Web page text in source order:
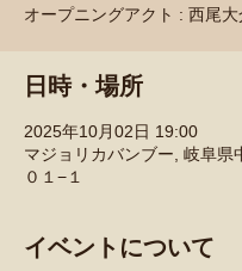
オープニングアクト : 西尾大
日時・場所
2025年10月02日 19:00
マジョリカバンブー, 岐阜県
０１−１
イベントについて